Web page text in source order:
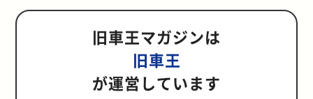
旧車王マガジンは
旧車王
が運営しています